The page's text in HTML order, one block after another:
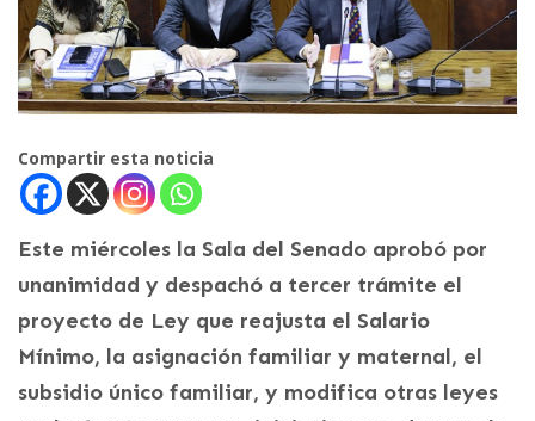
Compartir esta noticia
Este miércoles la Sala del Senado aprobó por
unanimidad y despachó a tercer trámite el
proyecto de Ley que reajusta el Salario
Mínimo, la asignación familiar y maternal, el
subsidio único familiar, y modifica otras leyes